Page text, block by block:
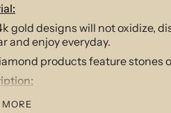
gold designs will not oxidize,
and enjoy everyday.
products feature stones
and well proportioned this